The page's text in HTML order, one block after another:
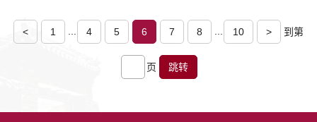
< 1 4 5 6 7 8 10 > 到第
页 跳转